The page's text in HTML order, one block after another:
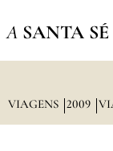
A SANTA SÉ
VIAGENS 2009